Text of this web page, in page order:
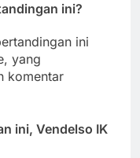
ini?
ini
yang
komentar
ini, Vendelso IK